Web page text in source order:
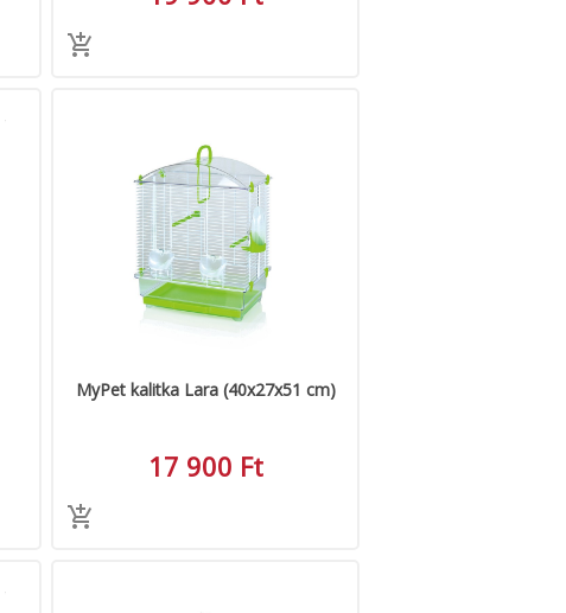
MyPet kalitka Lara (40x27x51 cm)
17 900 Ft